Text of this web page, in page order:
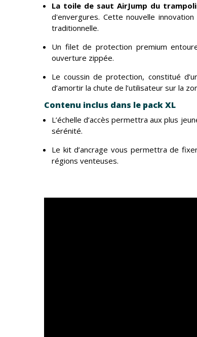
La toile de saut AirJump du
d'envergures. Cette nouvelle
traditionnelle.
Un filet de protection premium
ouverture zippée.
Le coussin de protection, constitué
d’amortir la chute de l’utilisateur sur la
Contenu inclus dans le pack XL
L’échelle d’accès permettra aux plus
sérénité.
Le kit d’ancrage vous permettra de
régions venteuses.